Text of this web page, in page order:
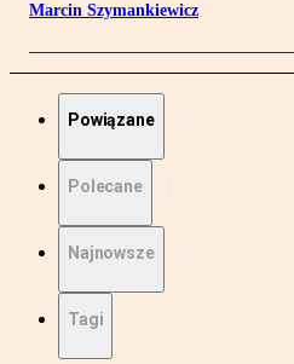
Marcin Szymankiewicz
Powiązane
Polecane
Najnowsze
Tagi